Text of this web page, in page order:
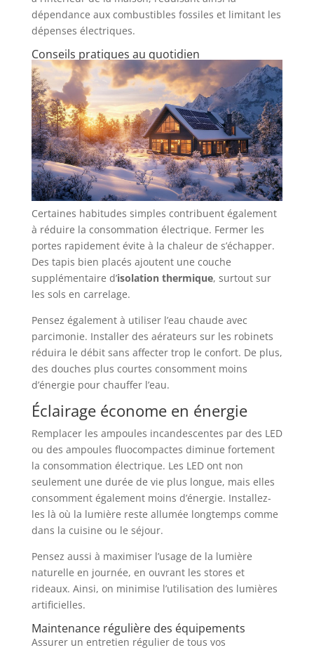
dépendance aux combustibles fossiles et limitant les
dépenses électriques.
Conseils pratiques au quotidien
Certaines habitudes simples contribuent également
à réduire la consommation électrique. Fermer les
portes rapidement évite à la chaleur de s’échapper.
Des tapis bien placés ajoutent une couche
supplémentaire d’isolation thermique, surtout sur
les sols en carrelage.
Pensez également à utiliser l’eau chaude avec
parcimonie. Installer des aérateurs sur les robinets
réduira le débit sans affecter trop le confort. De plus,
des douches plus courtes consomment moins
d’énergie pour chauffer l’eau.
Éclairage économe en énergie
Remplacer les ampoules incandescentes par des LED
ou des ampoules fluocompactes diminue fortement
la consommation électrique. Les LED ont non
seulement une durée de vie plus longue, mais elles
consomment également moins d’énergie. Installez-
les là où la lumière reste allumée longtemps comme
dans la cuisine ou le séjour.
Pensez aussi à maximiser l’usage de la lumière
naturelle en journée, en ouvrant les stores et
rideaux. Ainsi, on minimise l’utilisation des lumières
artificielles.
Maintenance régulière des équipements
Assurer un entretien régulier de tous vos